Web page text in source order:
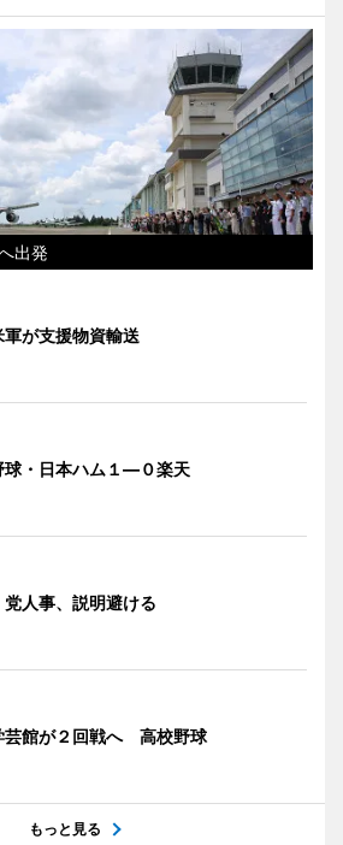
出発
軍が支援物資輸送
球・日本ハム１―０楽天
党人事、説明避ける
芸館が２回戦へ 高校野球
もっと見る